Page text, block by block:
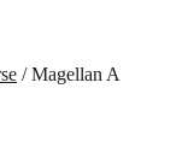
/Magellan A